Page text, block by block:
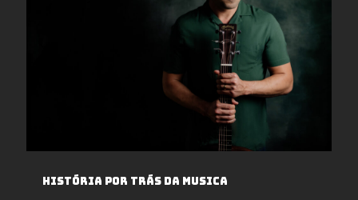
História por trás da musica